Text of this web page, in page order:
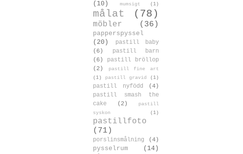
(10)
mumsigt (1)
målat (78)
möbler (36)
papperspyssel
(20)
pastill baby
(6)
pastill barn
(6)
pastill bröllop
(2)
pastill fine art
(1)
pastill gravid (1)
pastill nyfödd
(4)
pastill smash the
cake
(2)
pastill
syskon
(1)
pastillfoto
(71)
porslinsmålning (4)
pysselrum
(14)